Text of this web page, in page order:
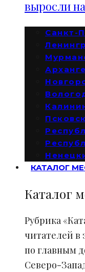
выросли
Санкт-
КАТАЛОГ
Каталог
Рубрика
читателей в
по главным
Северо-